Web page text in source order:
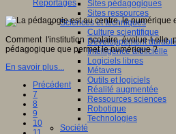
Sites pédagogiques
Sites ressources
Sciences et techniques
Culture scientifique
Développement
Intelligence artificielle
Logiciels libres
Métavers
Outils et logiciels
Réalité augmentée
Ressources sciences
Robotique
Technologies
Société
Reportages
Comment l'institution scolaire évolue-t-elle
pédagogique que permet le numérique ?
En savoir plus...
Précédent
7
8
9
10